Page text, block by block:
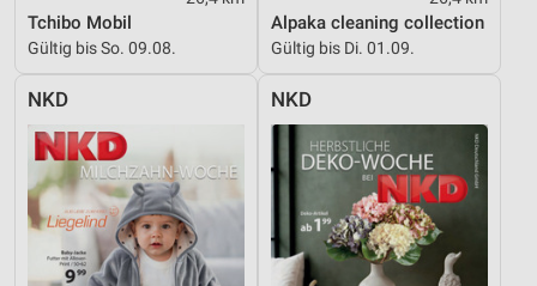
Tchibo Mobil
Gültig bis So. 09.08.
Alpaka cleaning collection
Gültig bis Di. 01.09.
NKD NKD
Notwendig
Funktional
Werbung